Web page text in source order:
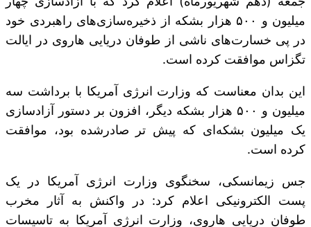
میلیون و ۵۰۰ هزار بشکه از ذخیره‌سازی‌های راهبردی خود
در پی خسارت‌های ناشی از طوفان دریایی هاروی در ایالت
تگزاس موافقت کرده است.
این بدان معناست که وزارت انرژی آمریکا با برداشت سه
میلیون و ۵۰۰ هزار بشکه دیگر، افزون بر دستور آزادسازی
یک میلیون بشکه‌ای که پیش تر صادرشده بود، موافقت
کرده است.
جس زیمانسکی، سخنگوی وزارت انرژی آمریکا در یک
پست الکترونیکی اعلام کرد: در واکنش به آثار مخرب
طوفان دریایی هاروی، وزارت انرژی آمریکا به تاسیسات